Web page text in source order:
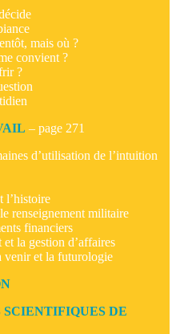
mais où ?
convient ?
?
– page 271
d’utilisation de l’intuition
l’histoire
renseignement militaire
financiers
la gestion d’affaires
venir et la futurologie
SCIENTIFIQUES DE